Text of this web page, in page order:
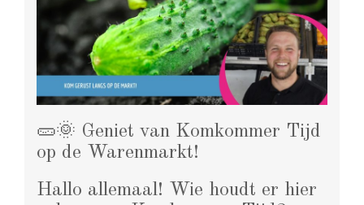
🥒🌞 Geniet van Komkommer Tijd
op de Warenmarkt!
Hallo allemaal! Wie houdt er hier